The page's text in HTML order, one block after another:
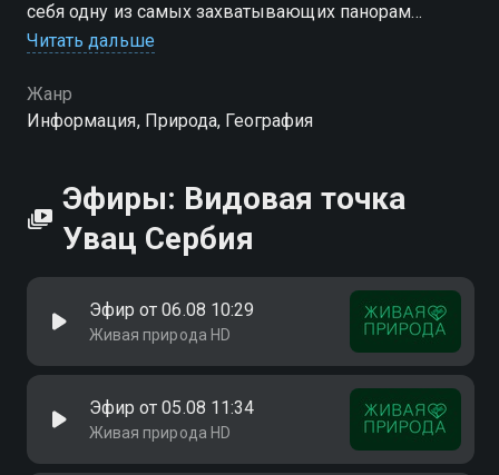
себя одну из самых захватывающих панорам
страны. Здесь, на высоте, перед вами раскинутся
извилистые реки
Читать дальше
Жанр
Информация, Природа, География
Эфиры: Видовая точка
Увац Сербия
Эфир от 06.08 10:29
Живая природа HD
Эфир от 05.08 11:34
Живая природа HD